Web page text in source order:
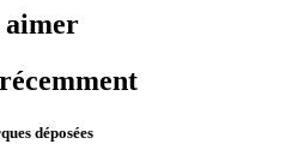
aimer
déposées